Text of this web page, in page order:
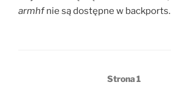
armhfnie są dostępne w backports.
Strona1